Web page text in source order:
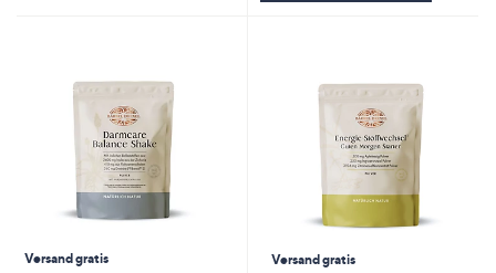
Versand gratis
Versand gratis